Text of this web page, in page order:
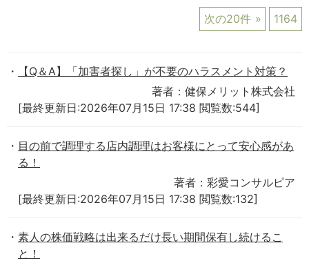
次の20件 1164
【Q＆A】「加害者探し」が不要のハラスメント対策？
著者：健保メリット株式会社
[最終更新日:2026年07月15日 17:38 閲覧数:544]
目の前で調理する店内調理はお客様にとって安心感があ
る！
著者：彩愛コンサルピア
[最終更新日:2026年07月15日 17:38 閲覧数:132]
素人の株価戦略は出来るだけ長い期間保有し続けるこ
と！